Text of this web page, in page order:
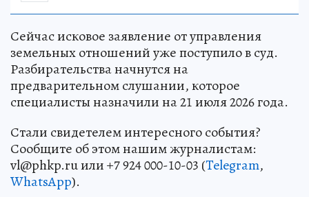
Сейчас исковое заявление от управления
земельных отношений уже поступило в суд.
Разбирательства начнутся на
предварительном слушании, которое
специалисты назначили на 21 июля 2026 года.
Стали свидетелем интересного события?
Сообщите об этом нашим журналистам:
vl@phkp.ru или +7 924 000-10-03 (Telegram,
WhatsApp).